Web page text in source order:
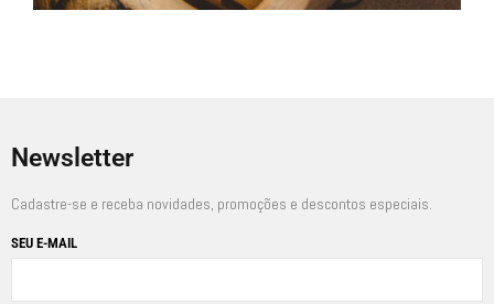
Newsletter
Cadastre-se e receba novidades, promoções e descontos especiais.
SEU E-MAIL